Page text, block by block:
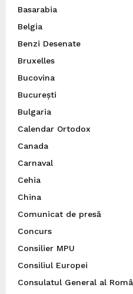
Basarabia
Belgia
Benzi Desenate
Bruxelles
Bucovina
București
Bulgaria
Calendar Ortodox
Canada
Carnaval
Cehia
China
Comunicat de presă
Concurs
Consilier MPU
Consiliul Europei
Consulatul General al